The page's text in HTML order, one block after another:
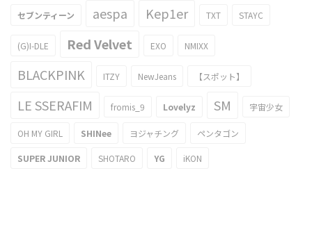
セブンティーン aespa Kep1er TXT STAYC
(G)I-DLE Red Velvet EXO NMIXX
BLACKPINK ITZY NewJeans 【スポット】
LE SSERAFIM fromis_9 Lovelyz SM 宇宙少女
OH MY GIRL SHINee ヨジャチング ペンタゴン
SUPER JUNIOR SHOTARO YG iKON